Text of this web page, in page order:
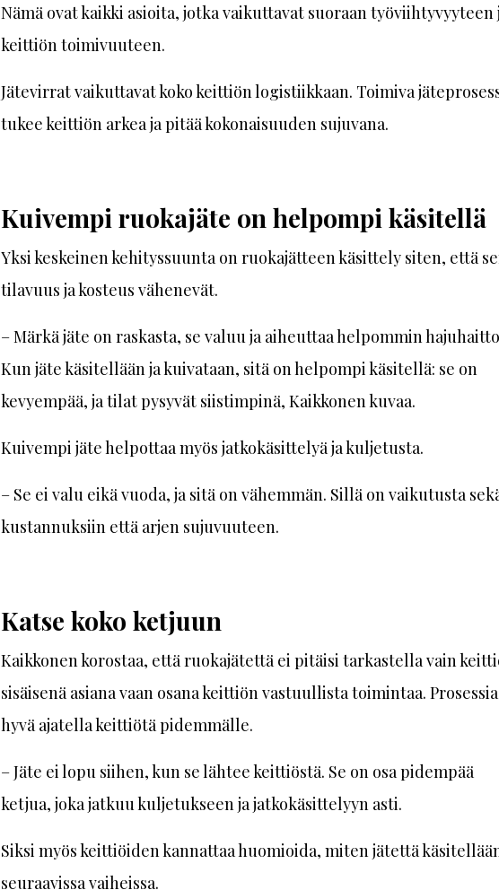
Nämä ovat kaikki asioita, jotka vaikuttavat suoraan työviihtyvyyteen
keittiön toimivuuteen.
Jätevirrat vaikuttavat koko keittiön logistiikkaan. Toimiva
tukee keittiön arkea ja pitää kokonaisuuden sujuvana.
Kuivempi ruokajäte on helpompi käsitellä
Yksi keskeinen kehityssuunta on ruokajätteen käsittely siten, että
tilavuus ja kosteus vähenevät.
– Märkä jäte on raskasta, se valuu ja aiheuttaa helpommin
Kun jäte käsitellään ja kuivataan, sitä on helpompi käsitellä: se on
kevyempää, ja tilat pysyvät siistimpinä, Kaikkonen kuvaa.
Kuivempi jäte helpottaa myös jatkokäsittelyä ja kuljetusta.
– Se ei valu eikä vuoda, ja sitä on vähemmän. Sillä on vaikutusta
kustannuksiin että arjen sujuvuuteen.
Katse koko ketjuun
Kaikkonen korostaa, että ruokajätettä ei pitäisi tarkastella vain
sisäisenä asiana vaan osana keittiön vastuullista toimintaa.
hyvä ajatella keittiötä pidemmälle.
– Jäte ei lopu siihen, kun se lähtee keittiöstä. Se on osa pidempää
ketjua, joka jatkuu kuljetukseen ja jatkokäsittelyyn asti.
Siksi myös keittiöiden kannattaa huomioida, miten jätettä
seuraavissa vaiheissa.